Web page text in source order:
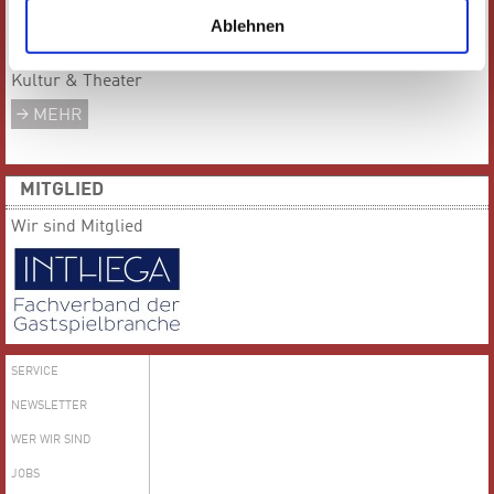
Ablehnen
Das gesamte Team von
Kultur & Theater
MEHR
MITGLIED
Wir sind Mitglied
SERVICE
NEWSLETTER
WER WIR SIND
JOBS